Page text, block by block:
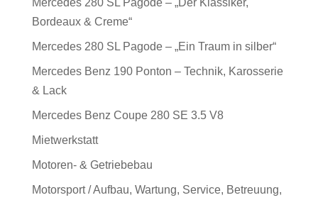
Mercedes 280 SL Pagode – „Der Klassiker,
Bordeaux & Creme“
Mercedes 280 SL Pagode – „Ein Traum in silber“
Mercedes Benz 190 Ponton – Technik, Karosserie
& Lack
Mercedes Benz Coupe 280 SE 3.5 V8
Mietwerkstatt
Motoren- & Getriebebau
Motorsport / Aufbau, Wartung, Service, Betreuung,